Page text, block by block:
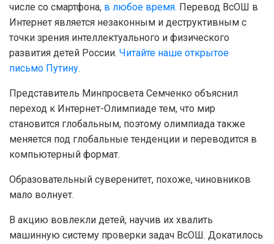
числе со смартфона, в любое время. Перевод ВсОШ в
Интернет является незаконным и деструктивным с
точки зрения интеллектуального и физического
развития детей России. Читайте наше открытое
письмо Путину.
Представитель Минпросвета Семченко объяснил
переход к Интернет-Олимпиаде тем, что мир
становится глобальным, поэтому олимпиада также
меняется под глобальные тенденции и переводится в
компьютерный формат.
Образовательный суверенитет, похоже, чиновников
мало волнует.
В акцию вовлекли детей, научив их хвалить
машинную систему проверки задач ВсОШ. Докатилось